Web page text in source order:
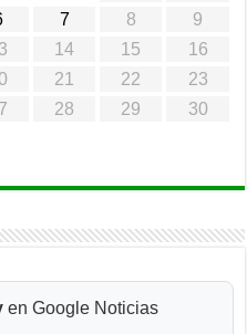
7 8
9
14 15
16
21 22
23
28 29
30
en Google Noticias